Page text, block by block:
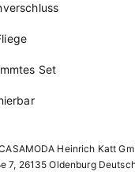
Set
Heinrich Katt
7, 26135 Oldenburg